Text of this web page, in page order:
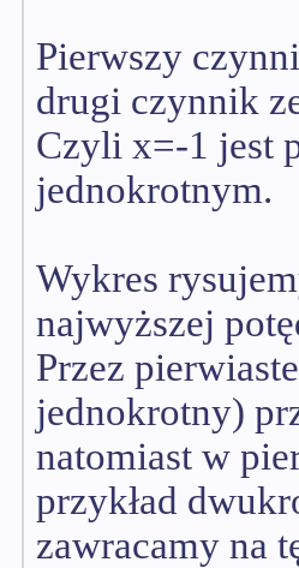
Pierwszy
drugi czynnik
Czyli x=-1 jest
jednokrotnym.
Wykres
najwyższej
Przez
jednokrotny)
natomiast w
przykład
zawracamy na